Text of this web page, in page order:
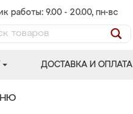
работы: 9.00 - 20.00, пн-вс
ДОСТАВКА И ОПЛАТА